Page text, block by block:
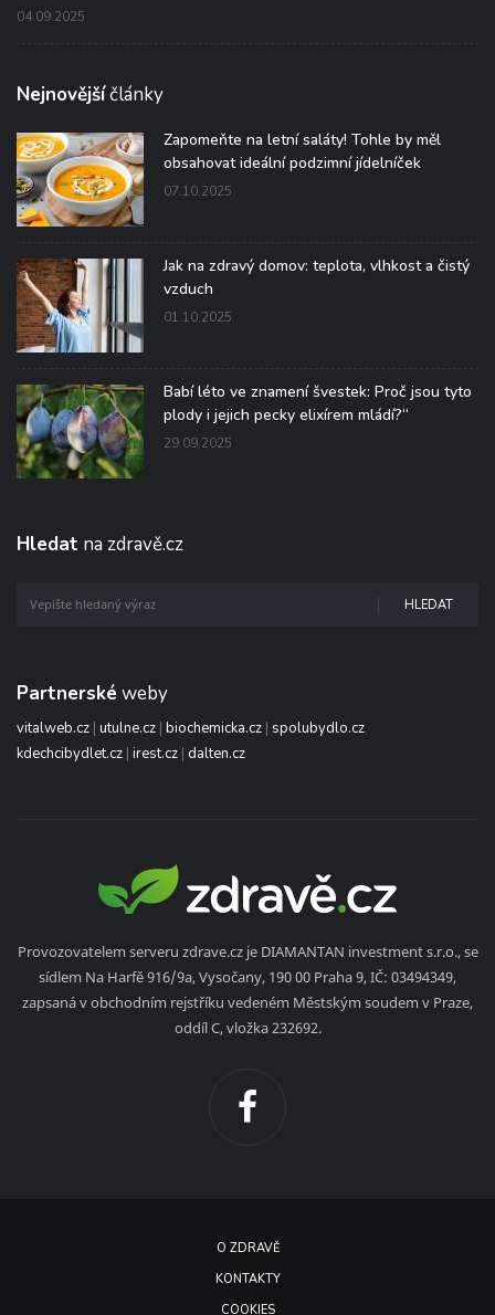
04.09.2025
Nejnovějšíčlánky
Zapomeňte na letní saláty! Tohle by měl
obsahovat ideální podzimní jídelníček
07.10.2025
Jak na zdravý domov: teplota, vlhkost a čistý
vzduch
01.10.2025
Babí léto ve znamení švestek: Proč jsou tyto
plody i jejich pecky elixírem mládí?“
29.09.2025
Hledat na zdravě.cz
HLEDAT
Partnerské weby
vitalweb.cz | utulne.cz | biochemicka.cz | spolubydlo.cz
kdechcibydlet.cz | irest.cz | dalten.cz
Provozovatelem serveru zdrave.cz je DIAMANTAN investment s.r.o., se
sídlem Na Harfě 916/9a, Vysočany, 190 00 Praha 9, IČ: 03494349,
zapsaná v obchodním rejstříku vedeném Městským soudem v Praze,
oddíl C, vložka 232692.
O ZDRAVĚ
KONTAKTY
COOKIES